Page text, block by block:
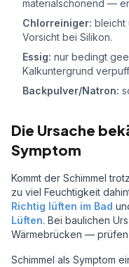
materialschonend —
Chlorreiniger: bleicht
Vorsicht bei Silikon.
Essig: nur bedingt
Kalkuntergrund
Backpulver/Natron:
Die Ursache
Symptom
Kommt der Schimmel
zu viel Feuchtigkeit
Richtig lüften im Bad
Lüften. Bei baulichen
Wärmebrücken —
Schimmel als Symptom